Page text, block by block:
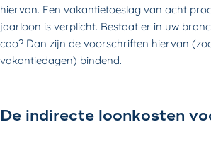
hiervan. Een vakantietoeslag van acht
jaarloon is verplicht. Bestaat er in uw
cao? Dan zijn de voorschriften hiervan
vakantiedagen) bindend.
De indirecte loonkosten